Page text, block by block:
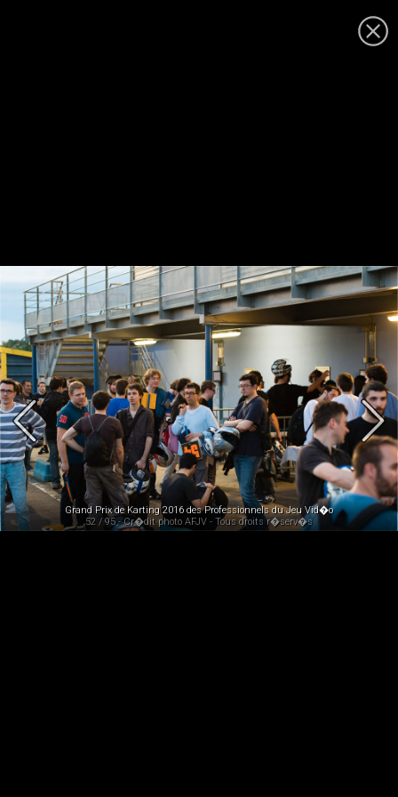
Grand Prix de Karting 2016 des Professionnels du Jeu Vid�o
52 / 95 - Cr�dit photo AFJV - Tous droits r�serv�s